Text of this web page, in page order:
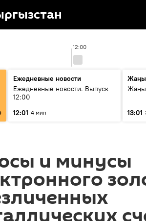
12:00
Ежедневные новости
Ежедневные новости. Выпуск
12:00
12:01 4 мин 13:01
и минусы